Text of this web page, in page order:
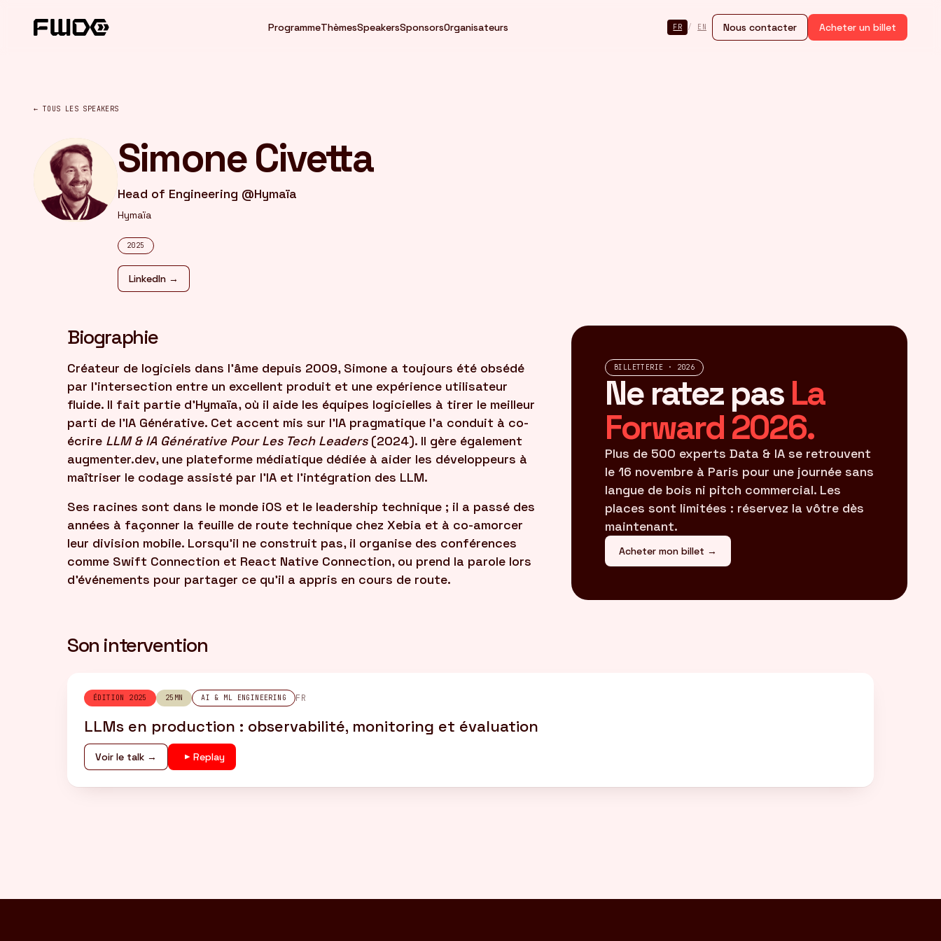
ProgrammeThèmesSpeakersSponsorsOrganisateurs FR / EN Nous contacter Acheter un billet
← TOUS LES SPEAKERS
Simone Civetta
Head of Engineering @Hymaïa
Hymaïa
2025
LinkedIn →
Biographie
Créateur de logiciels dans l'âme depuis 2009, Simone a toujours été obsédé
par l'intersection entre un excellent produit et une expérience utilisateur
fluide. Il fait partie d'Hymaïa, où il aide les équipes logicielles à tirer le meilleur
parti de l'IA Générative. Cet accent mis sur l'IA pragmatique l'a conduit à co-
écrire LLM & IA Générative Pour Les Tech Leaders(2024). Il gère également
augmenter.dev, une plateforme médiatique dédiée à aider les développeurs à
maîtriser le codage assisté par l'IA et l'intégration des LLM.
Ses racines sont dans le monde iOS et le leadership technique ; il a passé des
années à façonner la feuille de route technique chez Xebia et à co-amorcer
leur division mobile. Lorsqu'il ne construit pas, il organise des conférences
comme Swift Connection et React Native Connection, ou prend la parole lors
d'événements pour partager ce qu'il a appris en cours de route.
BILLETTERIE · 2026
Ne ratez pas La
Forward 2026.
Plus de 500 experts Data & IA se retrouvent
le 16 novembre à Paris pour une journée sans
langue de bois ni pitch commercial. Les
places sont limitées : réservez la vôtre dès
maintenant.
Acheter mon billet →
Son intervention
ÉDITION 2025 25MN AI & ML ENGINEERING FR
LLMs en production : observabilité, monitoring et évaluation
Voir le talk → Replay